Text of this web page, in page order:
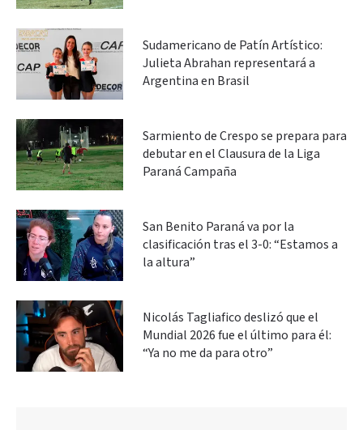
Sudamericano de Patín Artístico:
Julieta Abrahan representará a
Argentina en Brasil
Sarmiento de Crespo se prepara para
debutar en el Clausura de la Liga
Paraná Campaña
San Benito Paraná va por la
clasificación tras el 3-0: “Estamos a
la altura”
Nicolás Tagliafico deslizó que el
Mundial 2026 fue el último para él:
“Ya no me da para otro”